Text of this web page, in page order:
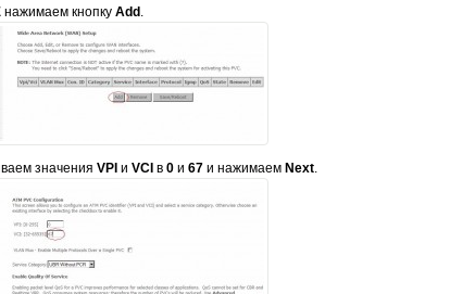
нажимаем кнопку Add.
значения VPI и VCIв 0и 67и нажимаем Next.